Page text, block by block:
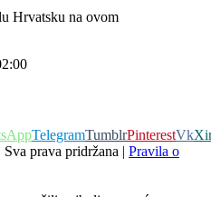
Hrvatsku na ovom
TelegramTumblrPinterestVk
| Sva prava pridržana | Pravila o